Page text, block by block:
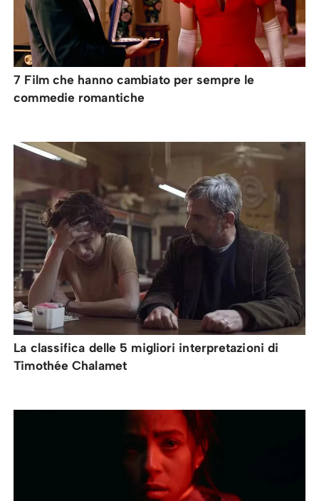
7 Film che hanno cambiato per sempre le
commedie romantiche
La classifica delle 5 migliori interpretazioni di
Timothée Chalamet